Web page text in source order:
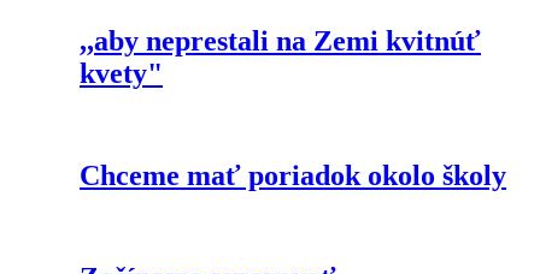
,,aby neprestali na Zemi kvitnúť
kvety"
Chceme mať poriadok okolo školy